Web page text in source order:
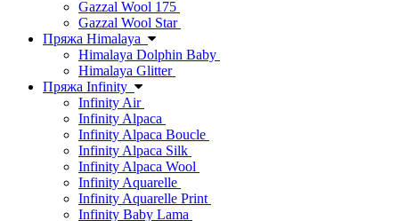
Gazzal Wool 175
Gazzal Wool Star
Пряжа Himalaya
Himalaya Dolphin Baby
Himalaya Glitter
Пряжа Infinity
Infinity Air
Infinity Alpaca
Infinity Alpaca Boucle
Infinity Alpaca Silk
Infinity Alpaca Wool
Infinity Aquarelle
Infinity Aquarelle Print
Infinity Baby Lama